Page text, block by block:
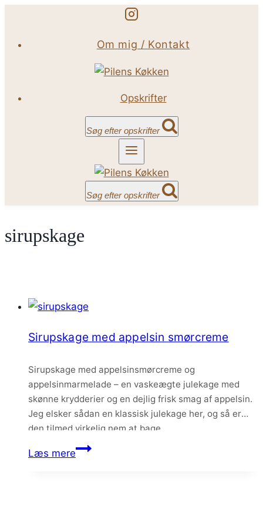
indhold
Om mig / Kontakt
Opskrifter
Søg efter opskrifter
Søg efter opskrifter
sirupskage
Sirupskage med appelsin smørcreme
Sirupskage med appelsinsmørcreme og
appelsinmarmelade – en vaskeægte julekage med
skønne krydderier og en dejlig frisk smag af appelsin.
Jeg elsker sådan en klassisk julekage her, og så er
den tilmed virkelig nem at bage.
Læs mereSirupskage